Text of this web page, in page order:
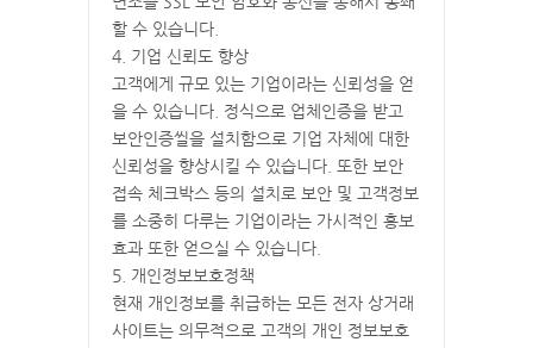
할 수 있습니다.
4. 기업 신뢰도 향상
고객에게 규모 있는 기업이라는 신뢰성을 얻
을 수 있습니다. 정식으로 업체인증을 받고
보안인증씰을 설치함으로 기업 자체에 대한
신뢰성을 향상시킬 수 있습니다. 또한 보안
접속 체크박스 등의 설치로 보안 및 고객정보
를 소중히 다루는 기업이라는 가시적인 홍보
효과 또한 얻으실 수 있습니다.
5. 개인정보보호정책
현재 개인정보를 취급하는 모든 전자 상거래
사이트는 의무적으로 고객의 개인 정보보호